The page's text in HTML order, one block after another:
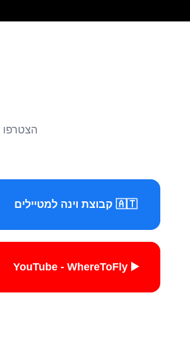
הצטרפו
🇦🇹 קבוצת וינה למטיילים
▶️ YouTube - WhereToFly